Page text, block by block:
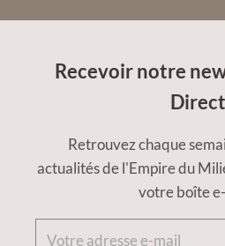
Recevoir notre
Direct
Retrouvez chaque
actualités de l'Empire du
votre boîte